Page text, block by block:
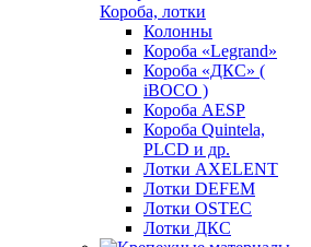
Короба, лотки
Колонны
Короба «Legrand»
Короба «ДКС» (
iBOCO )
Короба AESP
Короба Quintela,
PLCD и др.
Лотки AXELENT
Лотки DEFEM
Лотки OSTEC
Лотки ДКС